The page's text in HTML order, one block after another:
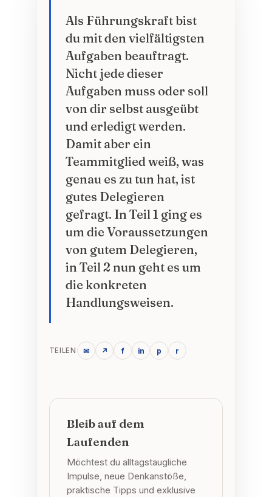
Als Führungskraft bist
du mit den vielfältigsten
Aufgaben beauftragt.
Nicht jede dieser
Aufgaben muss oder soll
von dir selbst ausgeübt
und erledigt werden.
Damit aber ein
Teammitglied weiß, was
genau es zu tun hat, ist
gutes Delegieren
gefragt. In Teil 1 ging es
um die Voraussetzungen
von gutem Delegieren,
in Teil 2 nun geht es um
die konkreten
Handlungsweisen.
TEILEN ✉ ↗ f in p r
Bleib auf dem
Laufenden
Möchtest du alltagstaugliche
Impulse, neue Denkanstöße,
praktische Tipps und exklusive